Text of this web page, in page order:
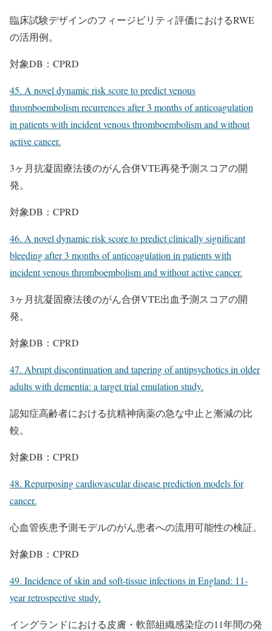
臨床試験デザインのフィージビリティ評価におけるRWE
の活用例。
対象DB：CPRD
45. A novel dynamic risk score to predict venous
thromboembolism recurrences after 3 months of anticoagulation
in patients with incident venous thromboembolism and without
active cancer.
3ヶ月抗凝固療法後のがん合併VTE再発予測スコアの開
発。
対象DB：CPRD
46. A novel dynamic risk score to predict clinically significant
bleeding after 3 months of anticoagulation in patients with
incident venous thromboembolism and without active cancer.
3ヶ月抗凝固療法後のがん合併VTE出血予測スコアの開
発。
対象DB：CPRD
47. Abrupt discontinuation and tapering of antipsychotics in older
adults with dementia: a target trial emulation study.
認知症高齢者における抗精神病薬の急な中止と漸減の比
較。
対象DB：CPRD
48. Repurposing cardiovascular disease prediction models for
cancer.
心血管疾患予測モデルのがん患者への流用可能性の検証。
対象DB：CPRD
49. Incidence of skin and soft-tissue infections in England: 11-
year retrospective study.
イングランドにおける皮膚・軟部組織感染症の11年間の発